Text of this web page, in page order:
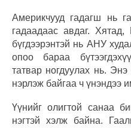
Америкчууд гадагш нь
гадаадаас авдаг.
бүгдээрэнтэй нь АНУ
опоо бараа
татвар ногдуулах нь.
нэрлэж байгаа ч үнэндээ
Үүнийг олигтой санаа
нэгтэй хэлж байна.